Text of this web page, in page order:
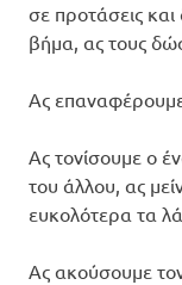
σε προτάσεις
βήμα, ας τους
Ας
Ας τονίσουμε ο
του άλλου, ας
ευκολότερα τα
Ας ακούσουμε